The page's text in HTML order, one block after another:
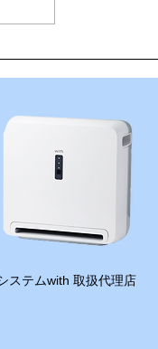
」さんへ！
ステムwith 取扱代理店